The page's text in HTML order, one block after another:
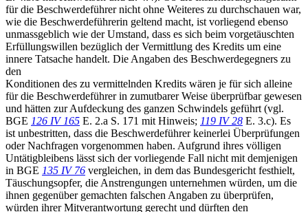
für die Beschwerdeführer nicht ohne Weiteres zu durchschauen war,
wie die Beschwerdeführerin geltend macht, ist vorliegend ebenso
unmassgeblich wie der Umstand, dass es sich beim vorgetäuschten
Erfüllungswillen bezüglich der Vermittlung des Kredits um eine
innere Tatsache handelt. Die Angaben des Beschwerdegegners zu
den
Konditionen des zu vermittelnden Kredits wären je für sich alleine
für die Beschwerdeführer in zumutbarer Weise überprüfbar gewesen
und hätten zur Aufdeckung des ganzen Schwindels geführt (vgl.
BGE 126 IV 165 E. 2.a S. 171 mit Hinweis; 119 IV 28 E. 3.c). Es
ist unbestritten, dass die Beschwerdeführer keinerlei Überprüfungen
oder Nachfragen vorgenommen haben. Aufgrund ihres völligen
Untätigbleibens lässt sich der vorliegende Fall nicht mit demjenigen
in BGE 135 IV 76 vergleichen, in dem das Bundesgericht festhielt,
Täuschungsopfer, die Anstrengungen unternehmen würden, um die
ihnen gegenüber gemachten falschen Angaben zu überprüfen,
würden ihrer Mitverantwortung gerecht und dürften den